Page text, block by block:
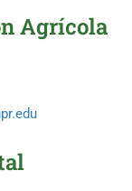
Agrícola